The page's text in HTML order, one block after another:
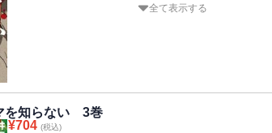
イト達が立ち上がった！ 合言葉は「おのれトチギ
全て表示する
を知らない 3巻
¥704 (税込)